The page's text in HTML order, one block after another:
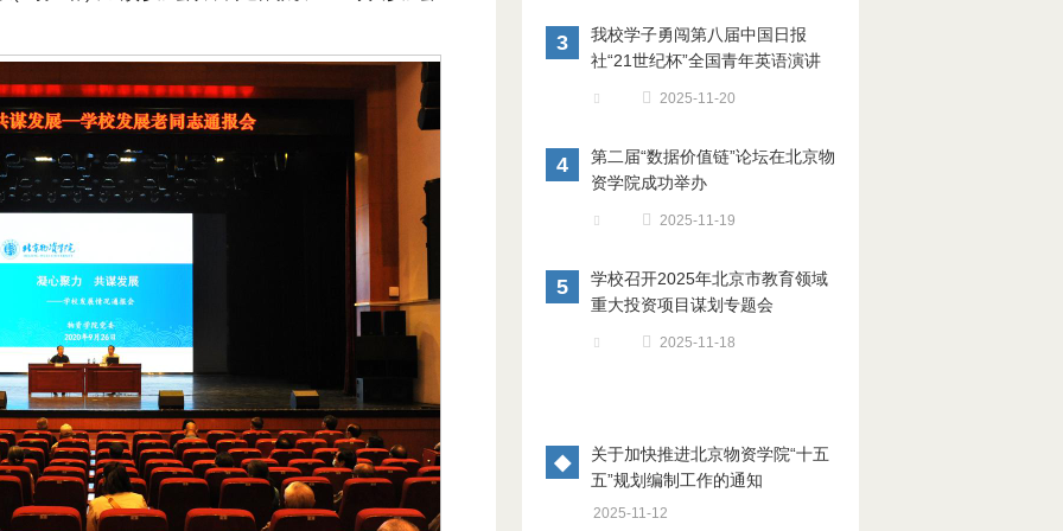
3
我校学子勇闯第八届中国日报
社“21世纪杯”全国青年英语演讲
2025-11-20
4
第二届“数据价值链”论坛在北京物
资学院成功举办
2025-11-19
5
学校召开2025年北京市教育领域
重大投资项目谋划专题会
2025-11-18
◆
关于加快推进北京物资学院“十五
五”规划编制工作的通知
2025-11-12